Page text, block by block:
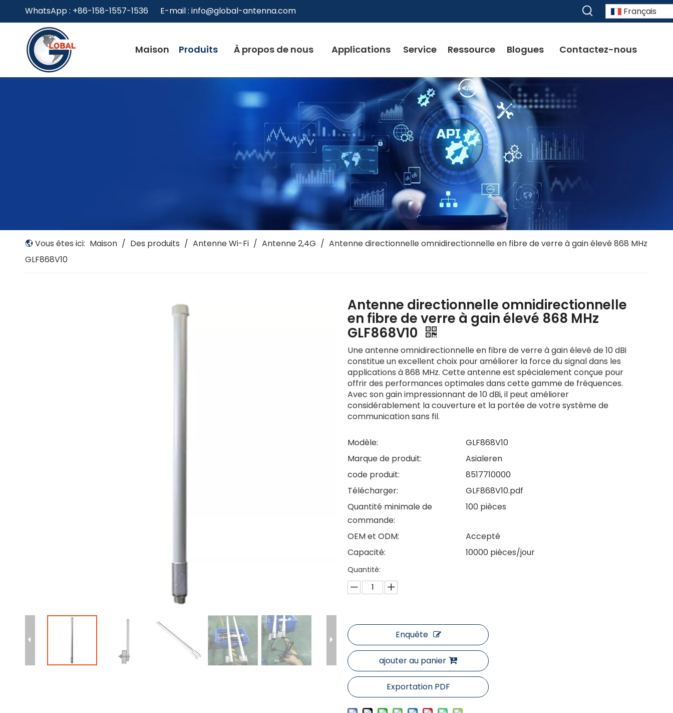
WhatsApp : +86-158-1557-1536 E-mail : info@global-antenna.com Français
Maison Produits À propos de nous Applications Service Ressource Blogues Contactez-nous
Vous êtes ici: Maison / Des produits / Antenne Wi-Fi / Antenne 2,4G / Antenne directionnelle omnidirectionnelle en fibre de verre à gain élevé 868 MHz
GLF868V10
Antenne directionnelle omnidirectionnelle
en fibre de verre à gain élevé 868 MHz
GLF868V10
Une antenne omnidirectionnelle en fibre de verre à gain élevé de 10 dBi
constitue un excellent choix pour améliorer la force du signal dans les
applications à 868 MHz. Cette antenne est spécialement conçue pour
offrir des performances optimales dans cette gamme de fréquences.
Avec son gain impressionnant de 10 dBi, il peut améliorer
considérablement la couverture et la portée de votre système de
communication sans fil.
Modèle:
GLF868V10
Marque de produit:
Asialeren
code produit:
8517710000
Télécharger:
GLF868V10.pdf
Quantité minimale de
commande:
100 pièces
OEM et ODM:
Accepté
Capacité:
10000 pièces/jour
Quantité:
Enquête
ajouter au panier
Exportation PDF